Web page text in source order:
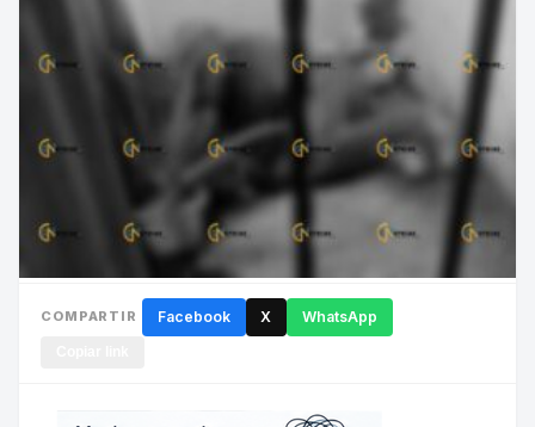
COMPARTIR Facebook X WhatsApp